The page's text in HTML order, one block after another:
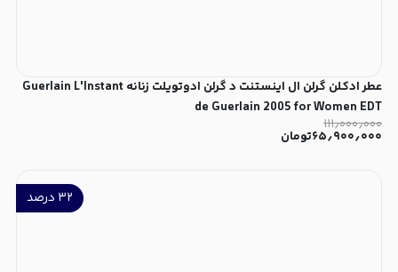
عطر ادکلن گرلن ال اینستنت د گرلن ادوتویلت زنانه Guerlain L'Instant
de Guerlain 2005 for Women EDT
۱۱۱٫۰۰۰٫۰۰۰
۶۵٫۹۰۰٫۰۰۰تومان
۳۲ درصد